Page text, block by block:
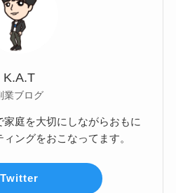
K.A.T
業ブログ
家庭を大切にしながらおもに
ングをおこなってます。
Twitter